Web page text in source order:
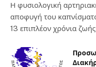
Η φυσιολογική
αποφυγή του
13 επιπλέον χρόνια